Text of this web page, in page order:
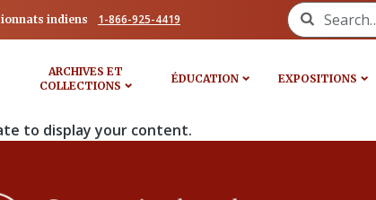
indiens 1-866-925-4419 Search for:
ARCHIVES ET
COLLECTIONS
ÉDUCATION EXPOSITIONS
to display your content.